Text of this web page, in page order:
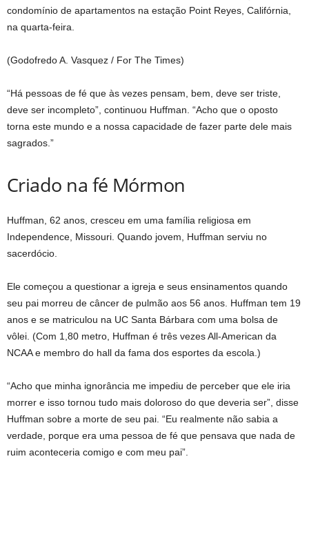
condomínio de apartamentos na estação Point Reyes, Califórnia,
na quarta-feira.
(Godofredo A. Vasquez / For The Times)
“Há pessoas de fé que às vezes pensam, bem, deve ser triste,
deve ser incompleto”, continuou Huffman. “Acho que o oposto
torna este mundo e a nossa capacidade de fazer parte dele mais
sagrados.”
Criado na fé Mórmon
Huffman, 62 anos, cresceu em uma família religiosa em
Independence, Missouri. Quando jovem, Huffman serviu no
sacerdócio.
Ele começou a questionar a igreja e seus ensinamentos quando
seu pai morreu de câncer de pulmão aos 56 anos. Huffman tem 19
anos e se matriculou na UC Santa Bárbara com uma bolsa de
vôlei. (Com 1,80 metro, Huffman é três vezes All-American da
NCAA e membro do hall da fama dos esportes da escola.)
“Acho que minha ignorância me impediu de perceber que ele iria
morrer e isso tornou tudo mais doloroso do que deveria ser”, disse
Huffman sobre a morte de seu pai. “Eu realmente não sabia a
verdade, porque era uma pessoa de fé que pensava que nada de
ruim aconteceria comigo e com meu pai”.